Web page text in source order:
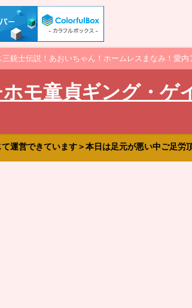
銃士伝説！あおいちゃん！ホームレスまなみ！愛内
モ童貞ギング・ゲ
営できています＞本日は足元が悪い中ご足労